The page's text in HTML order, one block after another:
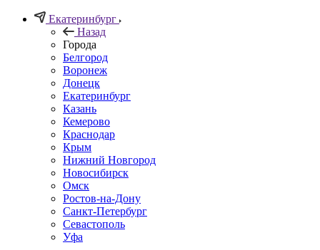
Екатеринбург
Назад
Города
Белгород
Воронеж
Донецк
Екатеринбург
Казань
Кемерово
Краснодар
Крым
Нижний Новгород
Новосибирск
Омск
Ростов-на-Дону
Санкт-Петербург
Севастополь
Уфа